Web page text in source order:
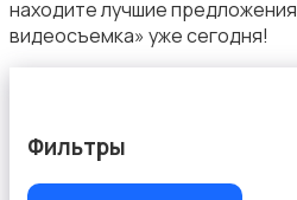
находите лучшие
видеосъемка» уже сегодня!
Фильтры